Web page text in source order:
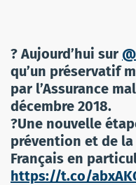
? Aujourd’hui sur
qu’un préservatif
par l’Assurance
décembre 2018.
?Une nouvelle
prévention et de
Français en
https://t.co/